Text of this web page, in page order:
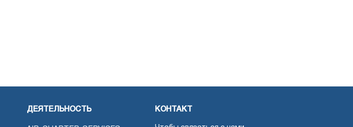
ДЕЯТЕЛЬНОСТЬ КОНТАКТ